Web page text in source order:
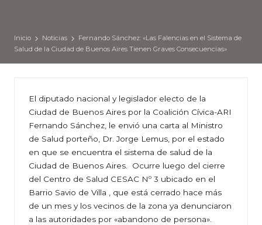
Inicio Noticias
Fernando Sánchez: «Las Falencias en el Sistema de
Salud de la Ciudad de Buenos Aires Tienen Graves Consecuencias»
El diputado nacional y legislador electo de la
Ciudad de Buenos Aires por la Coalición Cívica-ARI
Fernando Sánchez, le envió una carta al Ministro
de Salud porteño, Dr. Jorge Lemus, por el estado
en que se encuentra el sistema de salud de la
Ciudad de Buenos Aires. Ocurre luego del cierre
del Centro de Salud CESAC Nº 3 ubicado en el
Barrio Savio de Villa , que está cerrado hace más
de un mes y los vecinos de la zona ya denunciaron
a las autoridades por «abandono de persona».